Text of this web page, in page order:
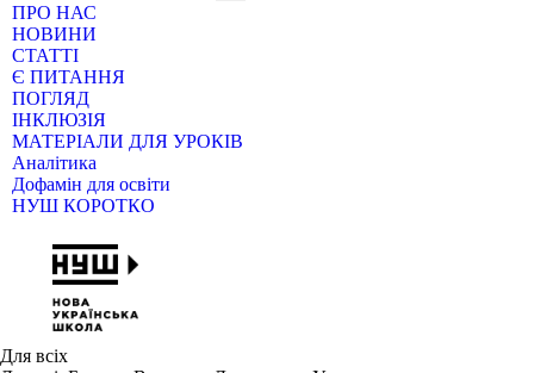
ПРО НАС
НОВИНИ
СТАТТІ
Є ПИТАННЯ
ПОГЛЯД
ІНКЛЮЗІЯ
МАТЕРІАЛИ ДЛЯ УРОКІВ
Аналітика
Дофамін для освіти
НУШ КОРОТКО
Для всіх